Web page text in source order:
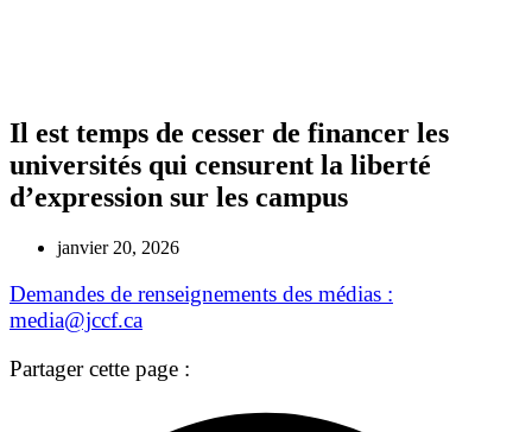
Il est temps de cesser de financer les
universités qui censurent la liberté
d’expression sur les campus
janvier 20, 2026
Demandes de renseignements des médias :
media@jccf.ca
Partager cette page :